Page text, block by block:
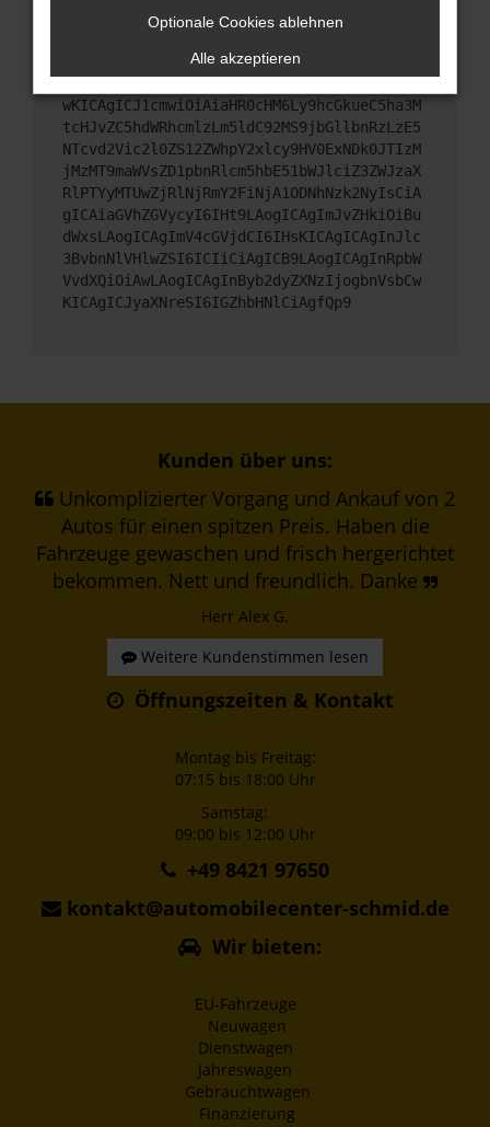
unterstützen:
ewogICJuYW1lIjogIk5ldHdvcmtFcnJvciIsCiAgI
mNvbmZpZyI6IHsKICAgICJtZXRob2QiOiAiR0VUIi
wKICAgICJ1cmwiOiAiaHR0cHM6Ly9hcGkueC5ha3M
tcHJvZC5hdWRhcmlzLm5ldC92MS9jbGllbnRzLzE5
NTcvd2Vic2l0ZS12ZWhpY2xlcy9HV0ExNDk0JTIzM
jMzMT9maWVsZD1pbnRlcm5hbE51bWJlciZ3ZWJzaX
RlPTYyMTUwZjRlNjRmY2FiNjA1ODNhNzk2NyIsCiA
gICAiaGVhZGVycyI6IHt9LAogICAgImJvZHkiOiBu
dWxsLAogICAgImV4cGVjdCI6IHsKICAgICAgInJlc
3BvbnNlVHlwZSI6ICIiCiAgICB9LAogICAgInRpbW
VvdXQiOiAwLAogICAgInByb2dyZXNzIjogbnVsbCw
KICAgICJyaXNreSI6IGZhbHNlCiAgfQp9
Kunden über uns:
Unkomplizierter Vorgang und Ankauf von 2
Autos für einen spitzen Preis. Haben die
Fahrzeuge gewaschen und frisch hergerichtet
bekommen. Nett und freundlich. Danke
Herr Alex G.
Weitere Kundenstimmen lesen
Öffnungszeiten & Kontakt
Montag bis Freitag:
07:15 bis 18:00 Uhr
Samstag:
09:00 bis 12:00 Uhr
+49 8421 97650
kontakt@automobilecenter-schmid.de
Wir bieten:
EU-Fahrzeuge
Neuwagen
Dienstwagen
Jahreswagen
Gebrauchtwagen
Finanzierung
Optionale Cookies ablehnen
Alle akzeptieren